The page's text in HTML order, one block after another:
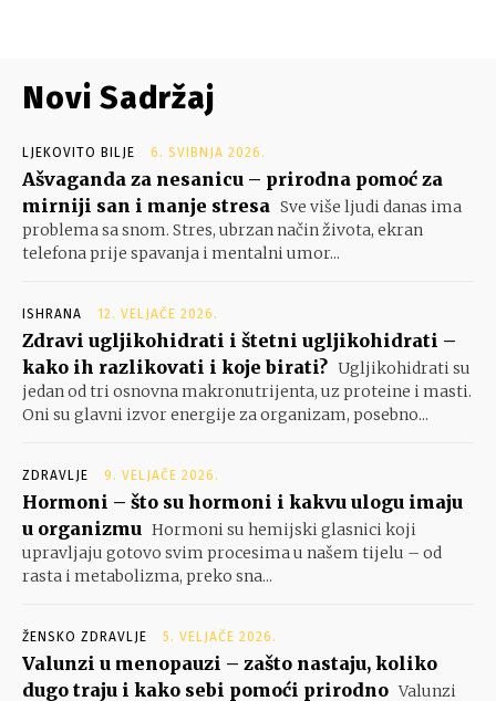
Novi Sadržaj
LJEKOVITO BILJE 6. SVIBNJA 2026.
Ašvaganda za nesanicu – prirodna pomoć za
mirniji san i manje stresa Sve više ljudi danas ima
problema sa snom. Stres, ubrzan način života, ekran
telefona prije spavanja i mentalni umor...
ISHRANA 12. VELJAČE 2026.
Zdravi ugljikohidrati i štetni ugljikohidrati –
kako ih razlikovati i koje birati? Ugljikohidrati su
jedan od tri osnovna makronutrijenta, uz proteine i masti.
Oni su glavni izvor energije za organizam, posebno...
ZDRAVLJE 9. VELJAČE 2026.
Hormoni – što su hormoni i kakvu ulogu imaju
u organizmu Hormoni su hemijski glasnici koji
upravljaju gotovo svim procesima u našem tijelu – od
rasta i metabolizma, preko sna...
ŽENSKO ZDRAVLJE 5. VELJAČE 2026.
Valunzi u menopauzi – zašto nastaju, koliko
dugo traju i kako sebi pomoći prirodno Valunzi